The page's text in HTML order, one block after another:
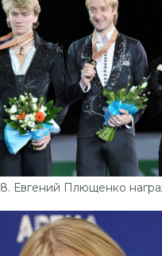
8. Евгений Плющенко